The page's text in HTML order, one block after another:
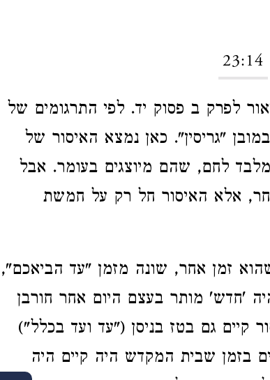
23:14
לפרק ב פסוק יד. לפי התרגומים של
"גריסין". כאן נמצא האיסור של
מלבד לחם, שהם מיוצגים בעומר. אבל
אלא האיסור חל רק על חמשת
זמן אחר, שונה מזמן "עד הביאכם",
'חדש' מותר בעצם היום אחר חורבן
קיים גם בטז בניסן ("עד ועד בכלל")
בזמן שבית המקדש היה קיים היה